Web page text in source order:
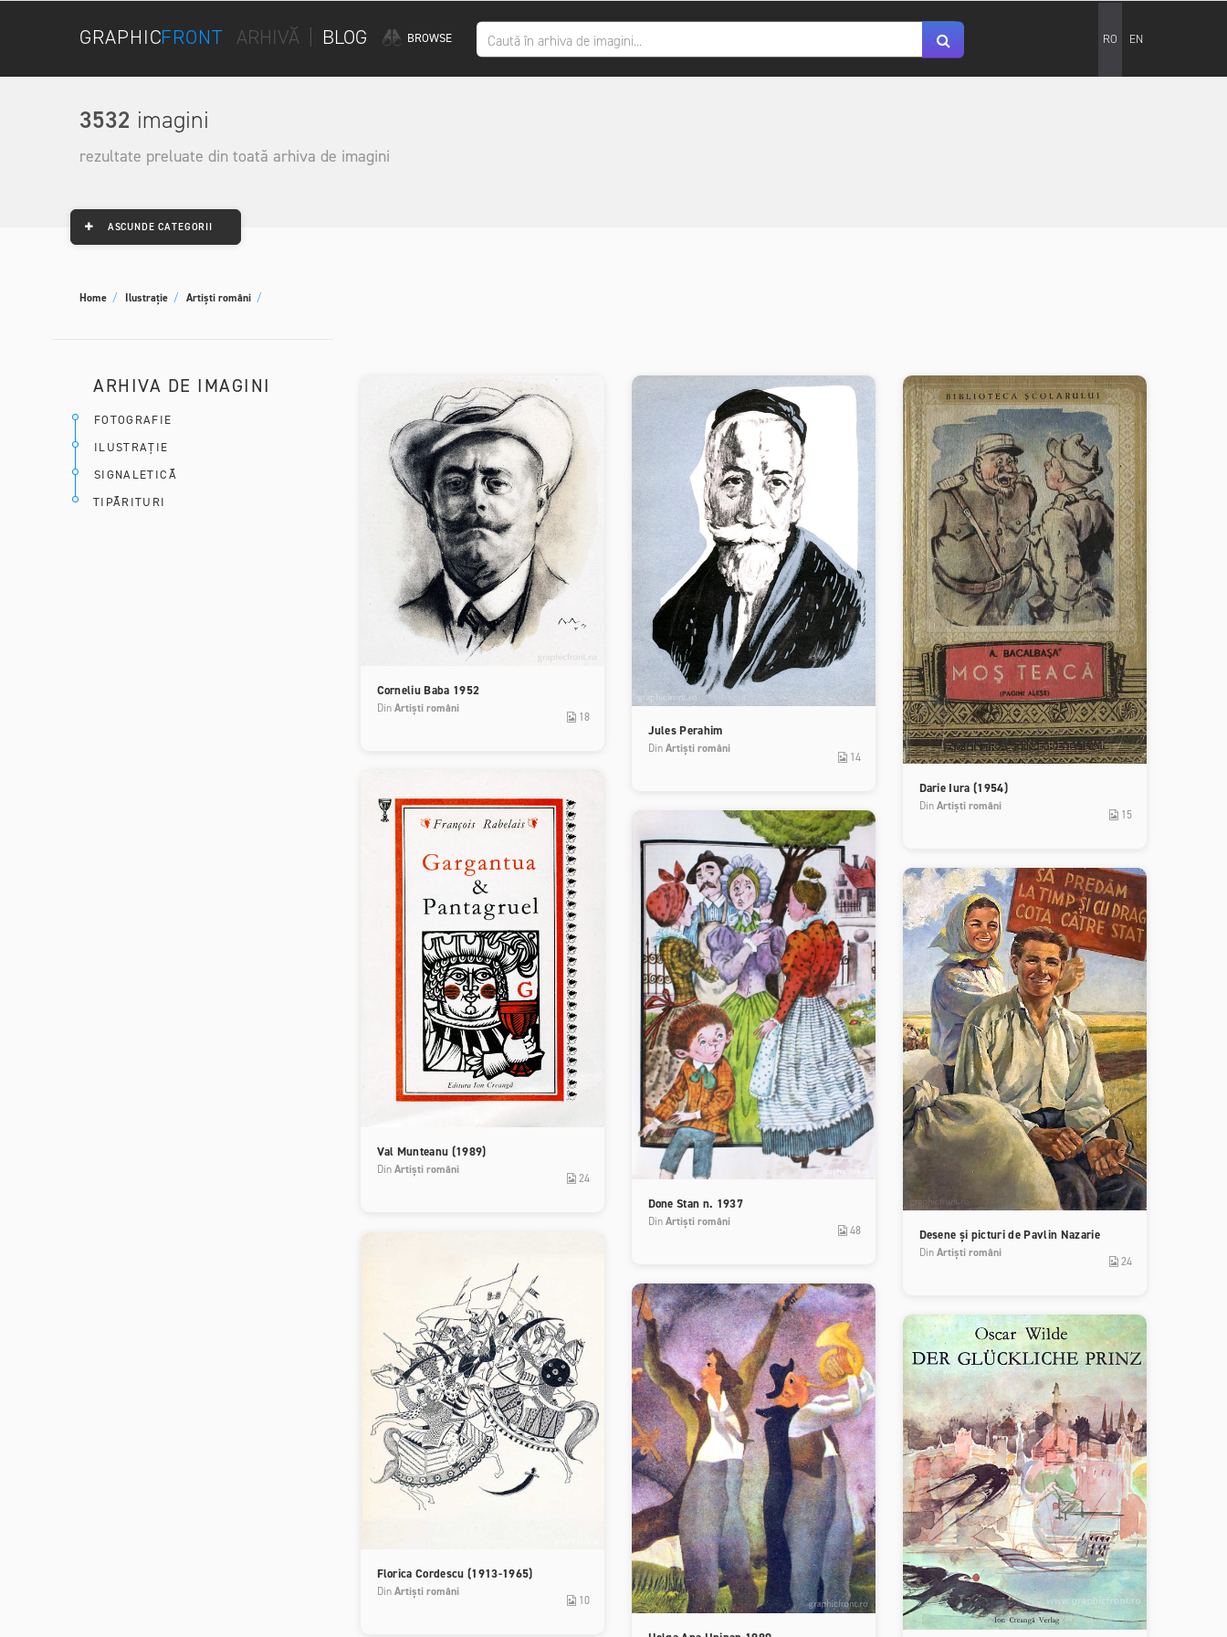
GRAPHICFRONT ARHIVĂ BLOG BROWSE RO EN
3532 imagini
rezultate preluate din toată arhiva de imagini
ASCUNDE CATEGORII
Home / Ilustrație / Artiști români /
ARHIVA DE IMAGINI
FOTOGRAFIE
ILUSTRAȚIE
SIGNALETICĂ
TIPĂRITURI
Corneliu Baba 1952
DinArtiști români
18
Jules Perahim
DinArtiști români
14
Darie Iura (1954)
DinArtiști români
15
Val Munteanu (1989)
DinArtiști români
24
Done Stan n. 1937
DinArtiști români
48 Desene și picturi de Pavlin Nazarie
DinArtiști români
24
Florica Cordescu (1913-1965)
DinArtiști români
10